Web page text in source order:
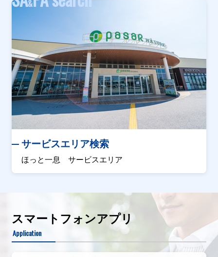
&
サービスエリア検索
ほっと一息 サービスエリア
スマートフォンアプリ
Application